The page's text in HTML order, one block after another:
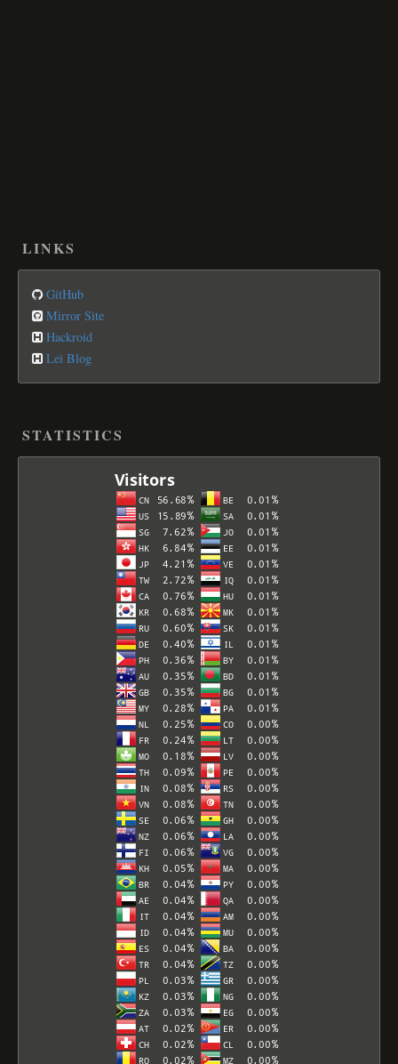
LINKS
GitHub
Mirror Site
Hackroid
Lei Blog
STATISTICS